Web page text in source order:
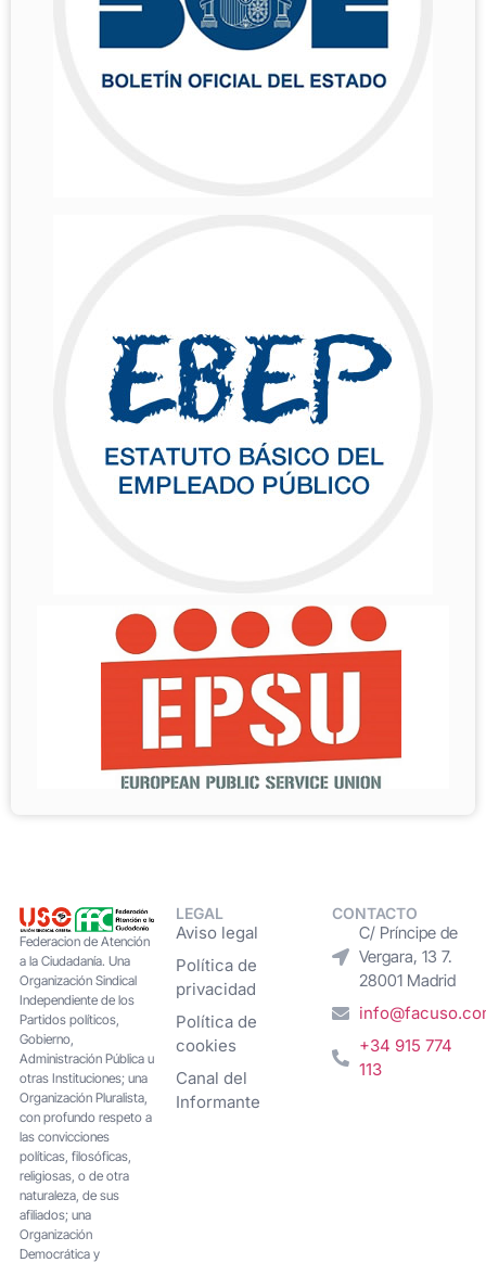
Federacion de Atención
a la Ciudadanía. Una
Organización Sindical
Independiente de los
Partidos políticos,
Gobierno,
Administración Pública u
otras Instituciones; una
Organización Pluralista,
con profundo respeto a
las convicciones
políticas, filosóficas,
religiosas, o de otra
naturaleza, de sus
afiliados; una
Organización
Democrática y
LEGAL
Aviso legal
Política de
privacidad
Política de
cookies
Canal del
Informante
CONTACTO
C/ Príncipe de
Vergara, 13 7.
28001 Madrid
+34 915 774
113